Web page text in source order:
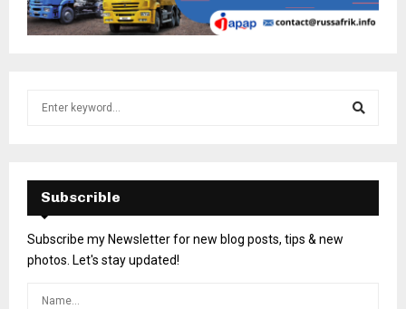
Subscrible
Subscribe my Newsletter for new blog posts, tips & new
photos. Let's stay updated!